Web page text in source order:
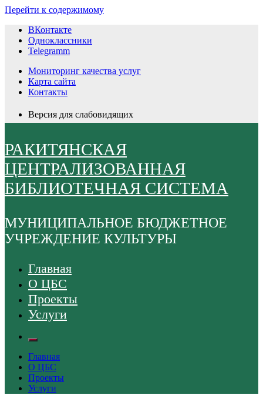
Перейти к содержимому
ВКонтакте
Одноклассники
Telegramm
Мониторинг качества услуг
Карта сайта
Контакты
Версия для слабовидящих
РАКИТЯНСКАЯ
ЦЕНТРАЛИЗОВАННАЯ
БИБЛИОТЕЧНАЯ СИСТЕМА
МУНИЦИПАЛЬНОЕ БЮДЖЕТНОЕ
УЧРЕЖДЕНИЕ КУЛЬТУРЫ
Главная
О ЦБС
Проекты
Услуги
Главная
О ЦБС
Проекты
Услуги